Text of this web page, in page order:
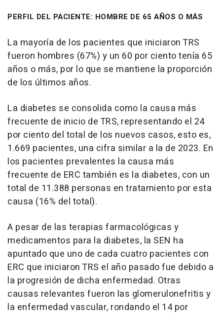
PERFIL DEL PACIENTE: HOMBRE DE 65 AÑOS O MÁS
La mayoría de los pacientes que iniciaron TRS
fueron hombres (67%) y un 60 por ciento tenía 65
años o más, por lo que se mantiene la proporción
de los últimos años.
La diabetes se consolida como la causa más
frecuente de inicio de TRS, representando el 24
por ciento del total de los nuevos casos, esto es,
1.669 pacientes, una cifra similar a la de 2023. En
los pacientes prevalentes la causa más
frecuente de ERC también es la diabetes, con un
total de 11.388 personas en tratamiento por esta
causa (16% del total).
A pesar de las terapias farmacológicas y
medicamentos para la diabetes, la SEN ha
apuntado que uno de cada cuatro pacientes con
ERC que iniciaron TRS el año pasado fue debido a
la progresión de dicha enfermedad. Otras
causas relevantes fueron las glomerulonefritis y
la enfermedad vascular, rondando el 14 por